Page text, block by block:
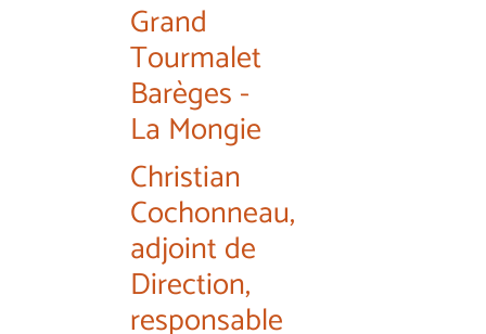
Grand
Tourmalet
Barèges -
La Mongie
Christian
Cochonneau,
adjoint de
Direction,
responsable